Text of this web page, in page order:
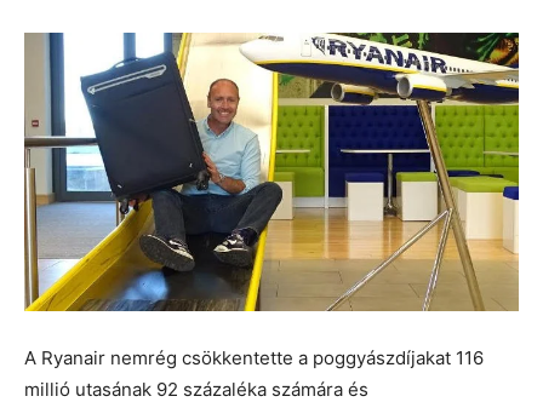
A Ryanair nemrég csökkentette a poggyászdíjakat 116
millió utasának 92 százaléka számára és